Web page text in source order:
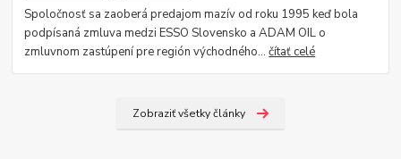
Spoločnosť sa zaoberá predajom mazív od roku 1995 keď bola
podpísaná zmluva medzi ESSO Slovensko a ADAM OIL o
zmluvnom zastúpení pre región východného...čítať celé
Zobraziť všetky články